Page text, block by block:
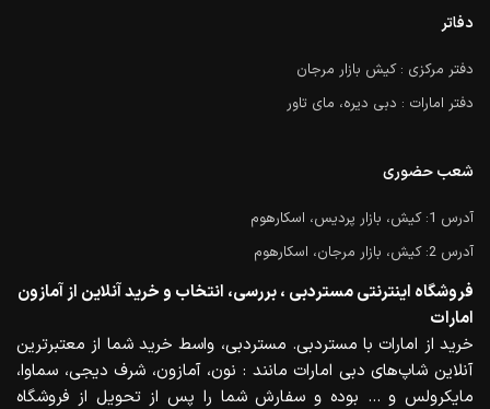
دفاتر
دفتر مرکزی : کیش بازار مرجان
دفتر امارات : دبی دیره، مای تاور
شعب حضوری
آدرس 1: کیش، بازار پردیس، اسکارهوم
آدرس 2: کیش، بازار مرجان، اسکارهوم
فروشگاه اینترنتی مستردبی ، بررسی، انتخاب و خرید آنلاین از آمازون
امارات
خرید از امارات با مستردبی. مستردبی، واسط خرید شما از معتبرترین
آنلاین شاپ‌های دبی امارات مانند : نون، آمازون، شرف دیجی، سماوا،
مایکرولس و … بوده و سفارش شما را پس از تحویل از فروشگاه